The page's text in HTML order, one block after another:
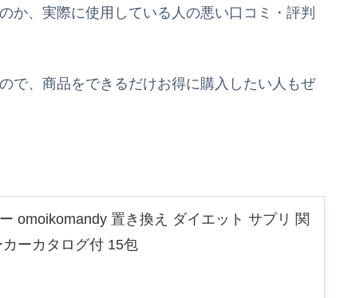
か、実際に使用している人の悪い口コミ・評判
で、商品をできるだけお得に購入したい人もぜ
omoikomandy 置き換え ダイエット サプリ 関
ーカタログ付 15包